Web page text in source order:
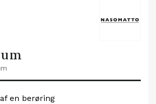
en berøring